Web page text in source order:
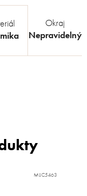
Okraj
Nepravidelný
MIJC5463